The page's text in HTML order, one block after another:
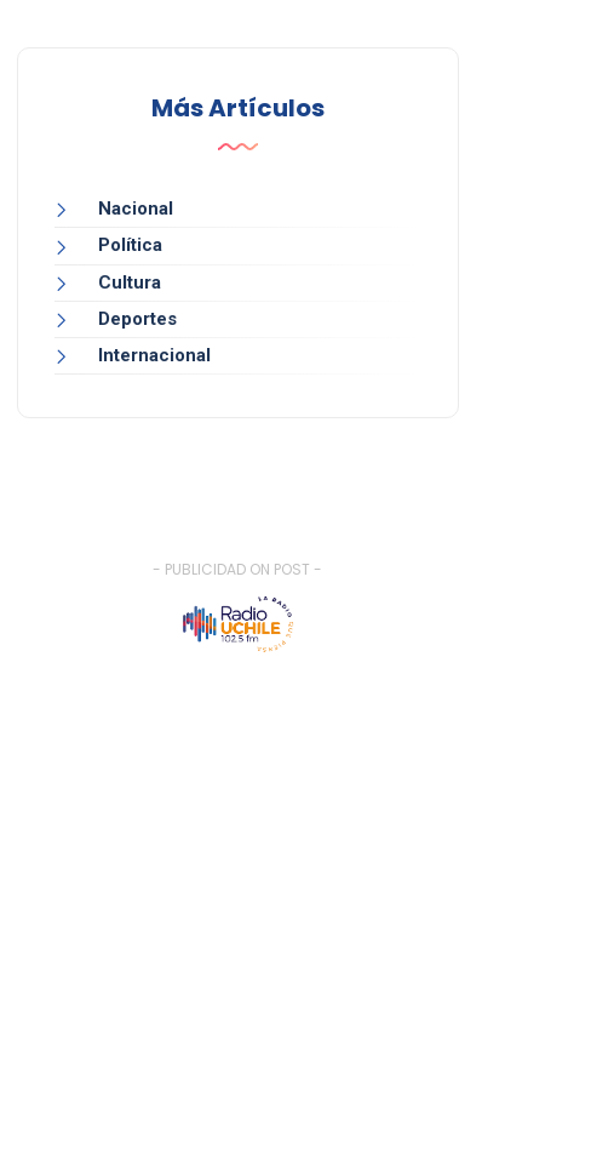
Más Artículos
Nacional
Política
Cultura
Deportes
Internacional
- PUBLICIDAD ON POST -